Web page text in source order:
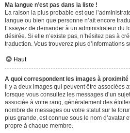
Ma langue n’est pas dans la liste !
La raison la plus probable est que
langue ou bien que personne n’ait encore
Essayez de demander à un administrateur du
désirée. Si elle n’existe pas, n’hésitez pas à
traduction. Vous trouverez plus d’informations
Haut
A quoi correspondent les images à proximité
Il y a deux images qui peuvent être associées
lorsque vous consultez les messages d’un
associée à votre rang, généralement des
nombre de messages ou votre statut sur le
plus grande, est connue sous le nom d’avatar
propre à chaque membre.